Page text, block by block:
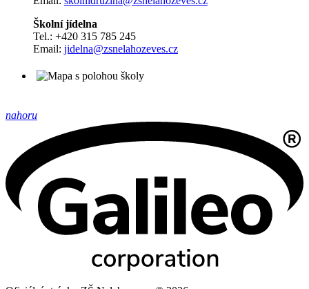
Školní jídelna
Tel.: +420 315 785 245
Email: jidelna@zsnelahozeves.cz
nahoru